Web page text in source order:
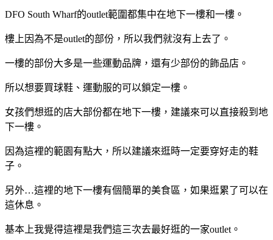
DFO South Wharf的outlet範圍都集中在地下一樓和一樓。
樓上因為不是outlet的部份，所以我們就沒有上去了。
一樓的部份大多是一些運動品牌，還有少部份的飾品店。
所以想要買球鞋、運動服的可以鎖定一樓。
女孩們想逛的店大部份都在地下一樓，建議來可以直接殺到地
下一樓。
因為這裡的範園有點大，所以建議來逛時一定要穿好走的鞋
子。
另外…這裡的地下一樓有個簡單的美食區，如果逛累了可以在
這休息。
基本上我覺得這裡是我們這三次去最好逛的一家outlet。